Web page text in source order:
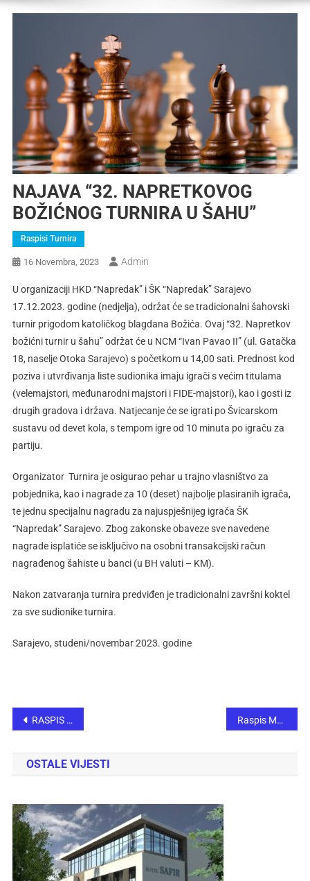
NAJAVA “32. NAPRETKOVOG
BOŽIĆNOG TURNIRA U ŠAHU”
Raspisi Turnira
16 Novembra, 2023 Admin
U organizaciji HKD “Napredak” i ŠK “Napredak” Sarajevo
17.12.2023. godine (nedjelja), održat će se tradicionalni šahovski
turnir prigodom katoličkog blagdana Božića. Ovaj “32. Napretkov
božićni turnir u šahu” održat će u NCM “Ivan Pavao II” (ul. Gatačka
18, naselje Otoka Sarajevo) s početkom u 14,00 sati. Prednost kod
poziva i utvrđivanja liste sudionika imaju igrači s većim titulama
(velemajstori, međunarodni majstori i FIDE-majstori), kao i gosti iz
drugih gradova i država. Natjecanje će se igrati po Švicarskom
sustavu od devet kola, s tempom igre od 10 minuta po igraču za
partiju.
Organizator Turnira je osigurao pehar u trajno vlasništvo za
pobjednika, kao i nagrade za 10 (deset) najbolje plasiranih igrača,
te jednu specijalnu nagradu za najuspješnijeg igrača ŠK
“Napredak” Sarajevo. Zbog zakonske obaveze sve navedene
nagrade isplatiće se isključivo na osobni transakcijski račun
nagrađenog šahiste u banci (u BH valuti – KM).
Nakon zatvaranja turnira predviđen je tradicionalni završni koktel
za sve sudionike turnira.
Sarajevo, studeni/novembar 2023. godine
RASPIS 5. MEMORIJALNOG TURNIRA “ZVONIMIR MEŠTROVIĆ 2023“ Raspis Memorijalnog šahovskog turnira „Izet Kovačević“ 2023
OSTALE VIJESTI